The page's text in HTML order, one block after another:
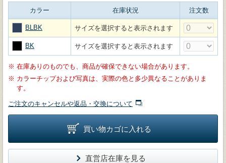
カラー 在庫状況 注文数
BLBK サイズを選択すると表示されます
BK サイズを選択すると表示されます
※ 在庫ありのものでも、商品が確保できない場合があります。
※ カラーチップおよび写真は、実際の色と多少異なることがありま
す。
ご注文のキャンセルや返品・交換について
買い物カゴに入れる
直営店在庫を見る